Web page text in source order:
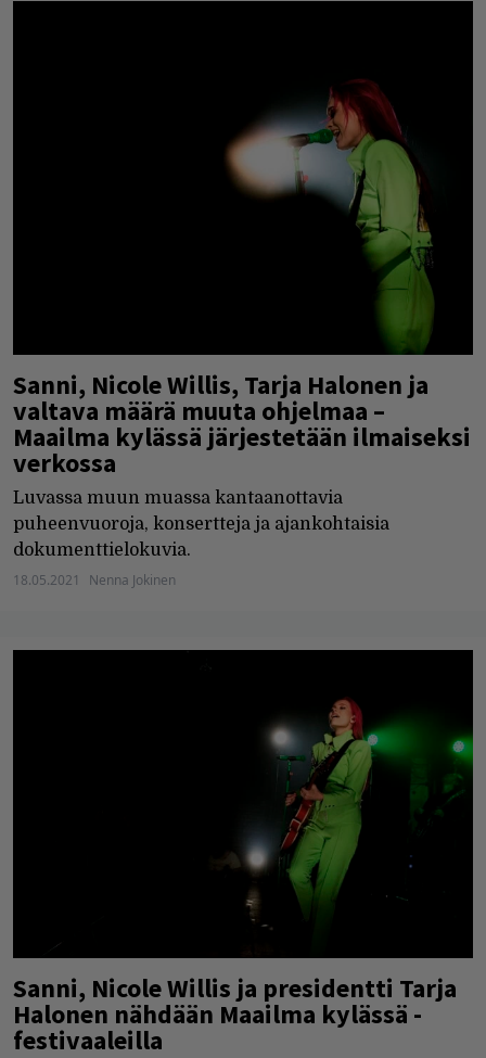
Sanni, Nicole Willis, Tarja Halonen ja
valtava määrä muuta ohjelmaa –
Maailma kylässä järjestetään ilmaiseksi
verkossa
Luvassa muun muassa kantaanottavia
puheenvuoroja, konsertteja ja ajankohtaisia
dokumenttielokuvia.
18.05.2021 Nenna Jokinen
Sanni, Nicole Willis ja presidentti Tarja
Halonen nähdään Maailma kylässä -
festivaaleilla